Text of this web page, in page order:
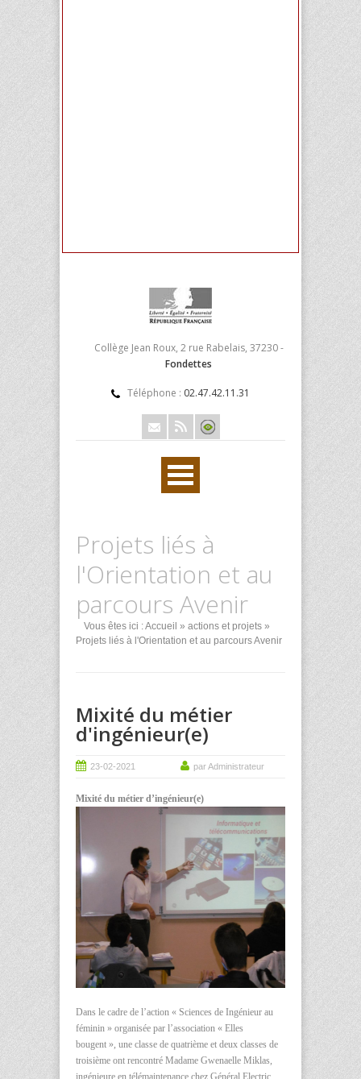
Collège Jean Roux, 2 rue Rabelais, 37230 -
Fondettes
Téléphone : 02.47.42.11.31
Projets liés à
l'Orientation et au
parcours Avenir
Vous êtes ici :Accueil » actions et projets »
Projets liés à l'Orientation et au parcours Avenir
Mixité du métier
d'ingénieur(e)
23-02-2021 par Administrateur
Mixité du métier d’ingénieur(e)
Dans le cadre de l’action « Sciences de Ingénieur au
féminin » organisée par l’association « Elles
bougent », une classe de quatrième et deux classes de
troisième ont rencontré Madame Gwenaelle Miklas,